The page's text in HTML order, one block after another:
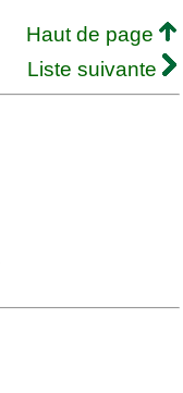
Haut de page
Liste suivante